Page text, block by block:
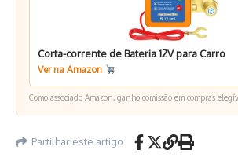
Corta-corrente de Bateria 12V para Carro
Ver na Amazon
Como associado Amazon, ganho comissão em compras
Partilhar este artigo